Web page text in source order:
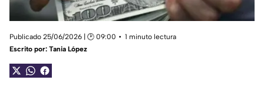
Publicado 25/06/2026 | 🕑 09:00
1 minuto lectura
Escrito por: Tania López